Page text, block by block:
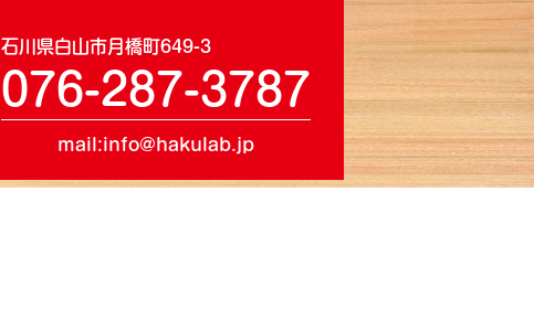
石川県白山市月橋町649-3
076-287-3787
mail:info@hakulab.jp